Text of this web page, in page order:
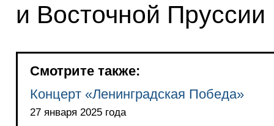
и Восточной Пруссии
Смотрите также:
Концерт «Ленинградская Победа»
27 января 2025 года